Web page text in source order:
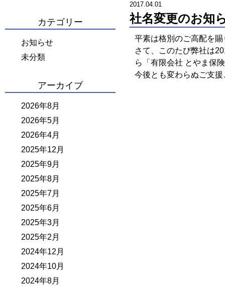
カテゴリー
お知らせ
未分類
アーカイブ
2026年8月
2026年5月
2026年4月
2025年12月
2025年9月
2025年8月
2025年7月
2025年6月
2025年3月
2025年2月
2024年12月
2024年10月
2024年8月
2017.04.01
社名変更のお知
平素は格別のご高配を
さて、このたび弊社は
ら「有限会社 とやま保
今後とも変わらぬご支